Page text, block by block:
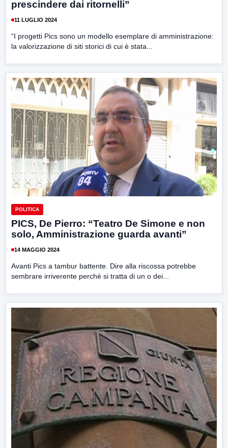
prescindere dai ritornelli”
11 LUGLIO 2024
“I progetti Pics sono un modello esemplare di amministrazione:
la valorizzazione di siti storici di cui è stata...
POLITICA
PICS, De Pierro: “Teatro De Simone e non
solo, Amministrazione guarda avanti”
14 MAGGIO 2024
Avanti Pics a tambur battente. Dire alla riscossa potrebbe
sembrare irriverente perchè si tratta di un o dei...